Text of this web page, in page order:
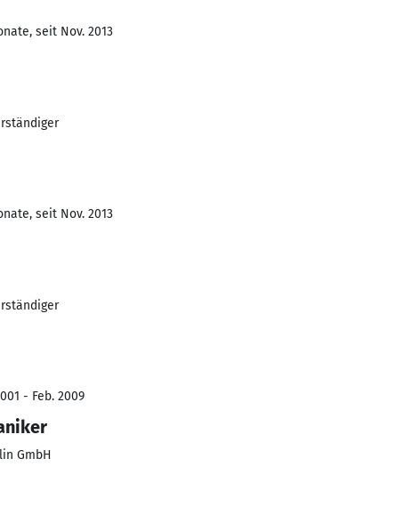
seit Nov. 2013
seit Nov. 2013
- Feb. 2009
GmbH